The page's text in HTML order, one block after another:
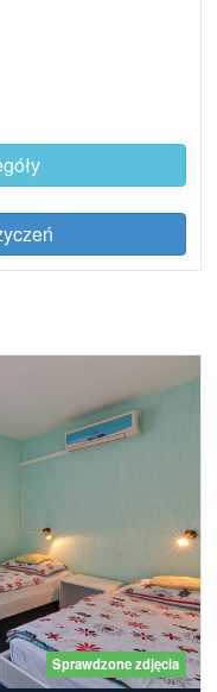
Sprawdzone zdjęcia